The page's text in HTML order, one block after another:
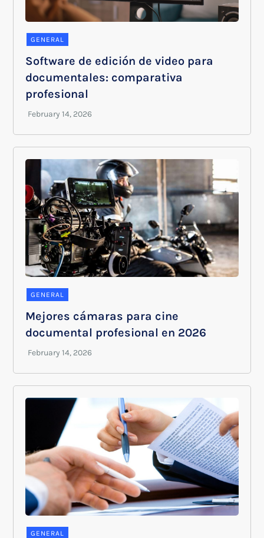
GENERAL
Software de edición de video para
documentales: comparativa
profesional
GENERAL
Mejores cámaras para cine
documental profesional en 2026
GENERAL